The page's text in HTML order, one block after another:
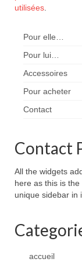
utilisées
Pour elle…
Pour lui…
Accessoires
Pour acheter
Contact
Contact
All the widgets
here as this is
unique sidebar in
accueil